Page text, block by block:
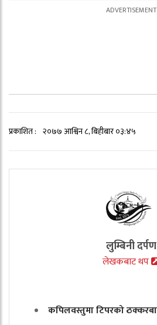
प्रकाशित : २०७७ आश्विन ८, बिहीबार ०३:४५
लुम्बिनी दर्पण
लेखकबाट थप
कपिलवस्तुमा टिपरको